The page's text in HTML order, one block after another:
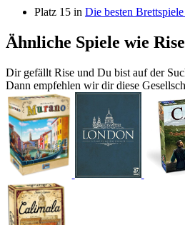
Platz 15 in Die besten
Ähnliche Spiele wie Rise
Dir gefällt Rise und Du bist auf der
Dann empfehlen wir dir diese